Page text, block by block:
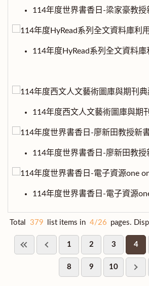
114年度世界書香日-梁家豪教
114年度HyRead系列全文資料
114年度西文人文藝術圖庫與期
114年度世界書香日-廖新田教
114年度世界書香日-電子資源
Total 379 list items in 4/26 pages.
1 2 3 4
8 9 10